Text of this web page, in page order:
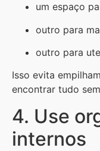
um espaço
outro para
outro para
Isso evita
encontrar tudo
4. Use
internos